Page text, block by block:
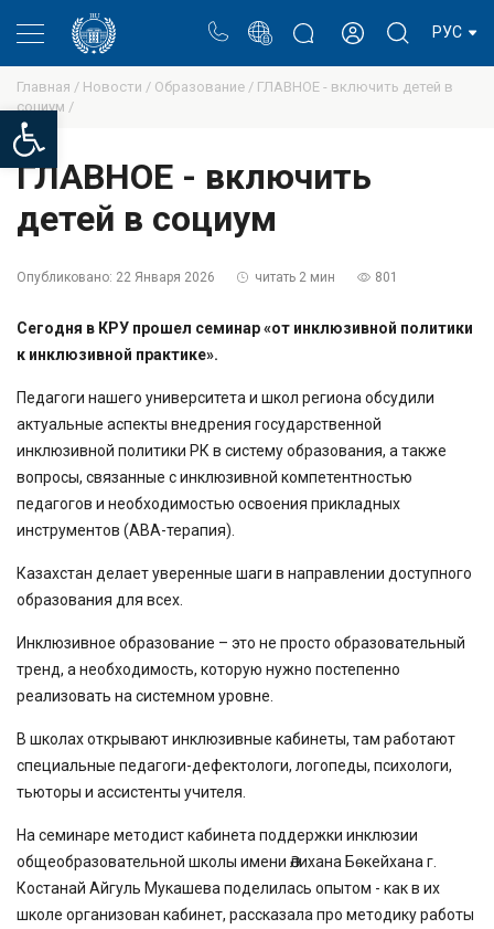
Open toolbar
РУС
Главная / Новости / Образование / ГЛАВНОЕ - включить детей в
социум /
ГЛАВНОЕ - включить
детей в социум
Опубликовано: 22 Января 2026 читать 2 мин 801
Сегодня в КРУ прошел семинар «от инклюзивной политики
к инклюзивной практике».
Педагоги нашего университета и школ региона обсудили
актуальные аспекты внедрения государственной
инклюзивной политики РК в систему образования, а также
вопросы, связанные с инклюзивной компетентностью
педагогов и необходимостью освоения прикладных
инструментов (АВА-терапия).
Казахстан делает уверенные шаги в направлении доступного
образования для всех.
Инклюзивное образование – это не просто образовательный
тренд, а необходимость, которую нужно постепенно
реализовать на системном уровне.
В школах открывают инклюзивные кабинеты, там работают
специальные педагоги-дефектологи, логопеды, психологи,
тьюторы и ассистенты учителя.
На семинаре методист кабинета поддержки инклюзии
общеобразовательной школы имени Әлихана Бөкейхана г.
Костанай Айгуль Мукашева поделилась опытом - как в их
школе организован кабинет, рассказала про методику работы